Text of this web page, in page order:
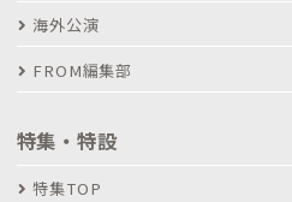
海外公演
FROM編集部
特集・特設
特集TOP